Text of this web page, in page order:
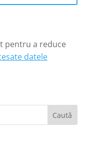
pentru a reduce
datele